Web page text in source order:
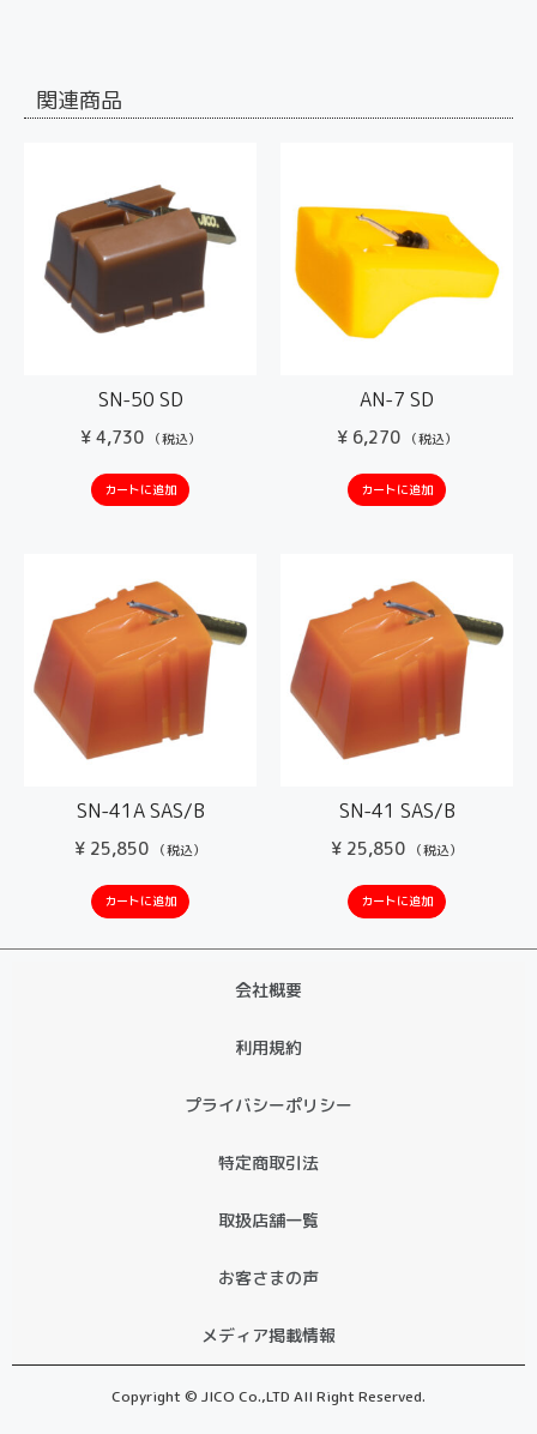
関連商品
SN-50 SD
¥4,730 （税込）
カートに追加
AN-7 SD
¥6,270 （税込）
カートに追加
SN-41A SAS/B
¥ 25,850 （税込）
カートに追加
SN-41 SAS/B
¥ 25,850 （税込）
カートに追加
会社概要
利用規約
プライバシーポリシー
特定商取引法
取扱店舗一覧
お客さまの声
メディア掲載情報
Copyright © JICO Co.,LTD All Right Reserved.